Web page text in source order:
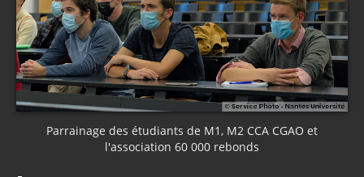
Parrainage des étudiants de M1, M2 CCA CGAO et
l'association 60 000 rebonds